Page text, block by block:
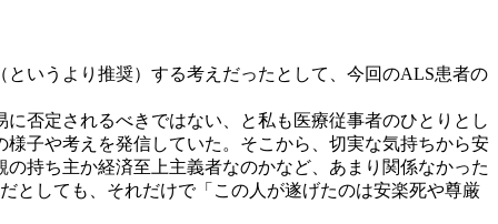
いうより推奨）する考えだったとして、今回のALS患者の
否定されるべきではない、と私も医療従事者のひとりとし
子や考えを発信していた。そこから、切実な気持ちから安
持ち主か経済至上主義者なのかなど、あまり関係なかった
としても、それだけで「この人が遂げたのは安楽死や尊厳